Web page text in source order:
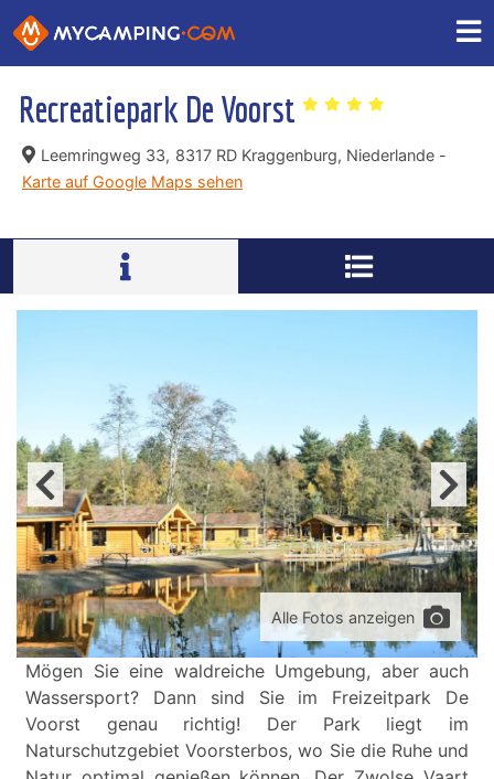
Recreatiepark De Voorst
Leemringweg 33, 8317 RD Kraggenburg, Niederlande -
Karte auf Google Maps sehen
Alle Fotos anzeigen
Mögen Sie eine waldreiche Umgebung, aber auch
Wassersport? Dann sind Sie im Freizeitpark De
Voorst genau richtig! Der Park liegt im
Naturschutzgebiet Voorsterbos, wo Sie die Ruhe und